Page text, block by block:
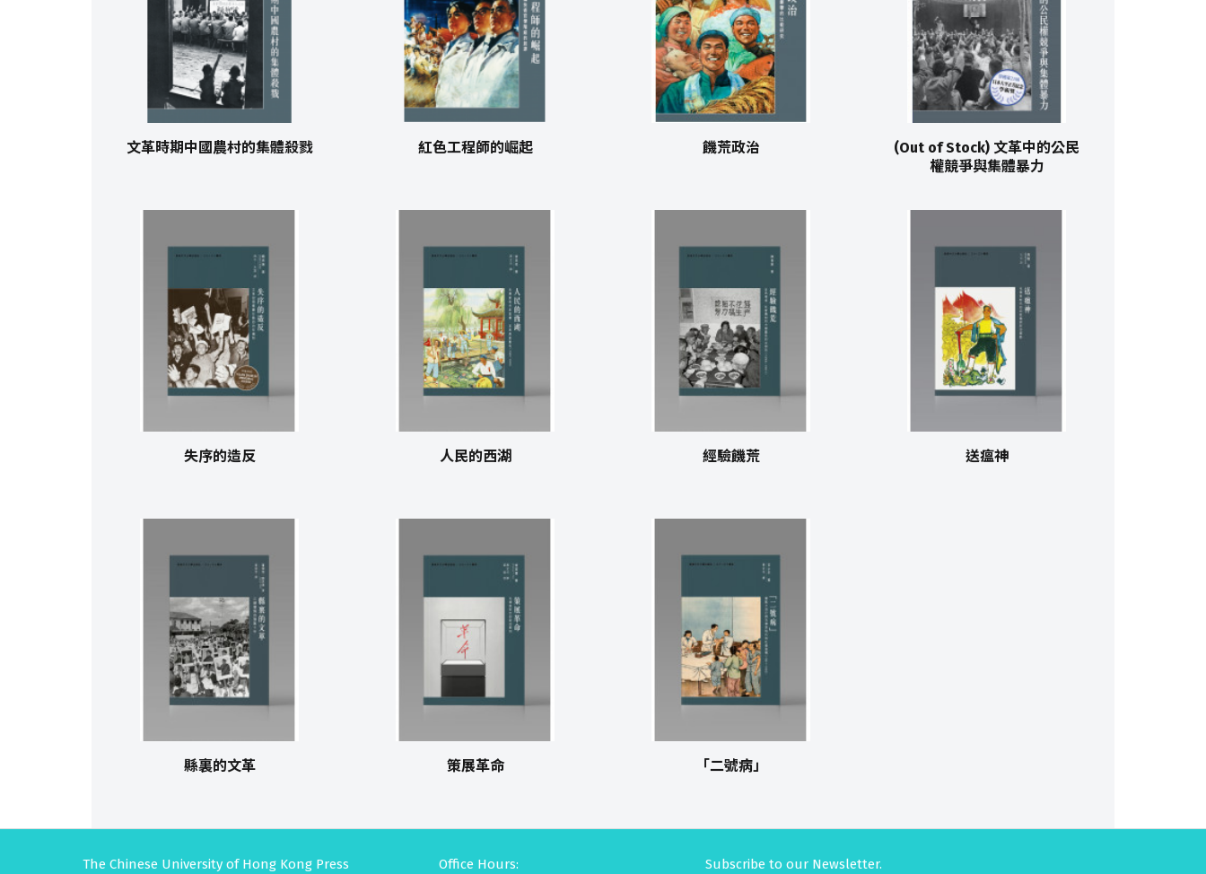
文革時期中國農村的集體殺戮 紅色工程師的崛起 饑荒政治
(Out of Stock) 文革中的公民
權競爭與集體暴力
失序的造反 人民的西湖 經驗饑荒 送瘟神
縣裏的文革 策展革命 「二號病」
The Chinese University of Hong Kong Press
Office Hours:
Subscribe to our Newsletter.